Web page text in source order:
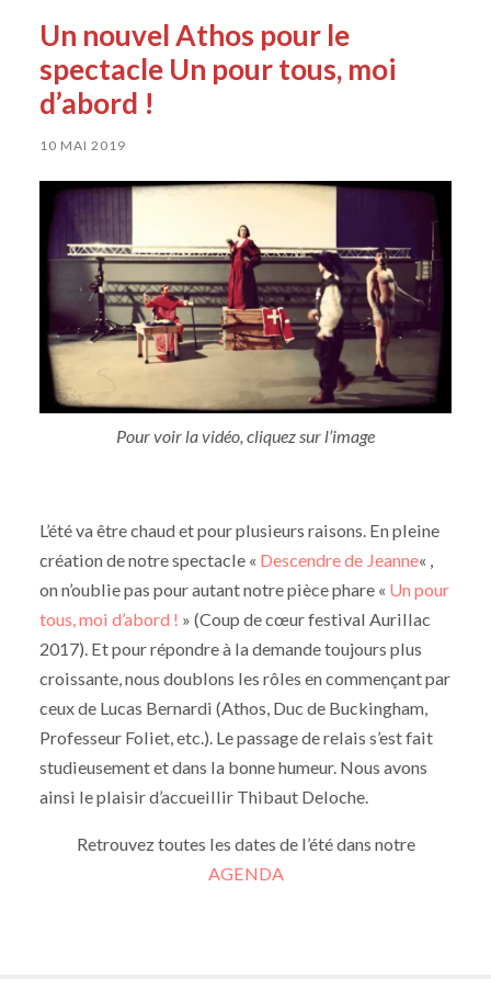
Un nouvel Athos pour le
spectacle Un pour tous, moi
d’abord !
10 MAI 2019
Pour voir la vidéo, cliquez sur l’image
L’été va être chaud et pour plusieurs raisons. En pleine
création de notre spectacle « Descendre de Jeanne« ,
on n’oublie pas pour autant notre pièce phare « Un pour
tous, moi d’abord ! » (Coup de cœur festival Aurillac
2017). Et pour répondre à la demande toujours plus
croissante, nous doublons les rôles en commençant par
ceux de Lucas Bernardi (Athos, Duc de Buckingham,
Professeur Foliet, etc.). Le passage de relais s’est fait
studieusement et dans la bonne humeur. Nous avons
ainsi le plaisir d’accueillir Thibaut Deloche.
Retrouvez toutes les dates de l’été dans notre
AGENDA